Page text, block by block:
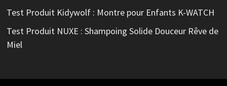
Test Produit Kidywolf : Montre pour Enfants K-WATCH
Test Produit NUXE : Shampoing Solide Douceur Rêve de
Miel